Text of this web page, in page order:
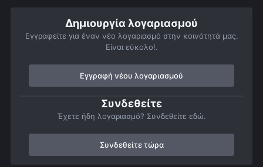
Δημιουργία λογαριασμού
Εγγραφείτε για έναν νέο λογαριασμό στην κοινότητά μας.
Είναι εύκολο!.
Εγγραφή νέου λογαριασμού
Συνδεθείτε
Έχετε ήδη λογαριασμό? Συνδεθείτε εδώ.
Συνδεθείτε τώρα